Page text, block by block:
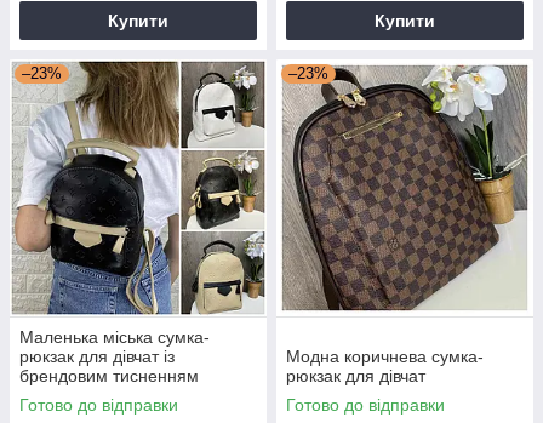
Купити Купити
–23%
Маленька міська сумка-
рюкзак для дівчат із
брендовим тисненням
Готово до відправки
–23%
Модна коричнева сумка-
рюкзак для дівчат
Готово до відправки